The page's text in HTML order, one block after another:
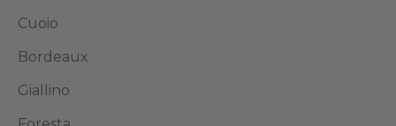
Cuoio
Bordeaux
Giallino